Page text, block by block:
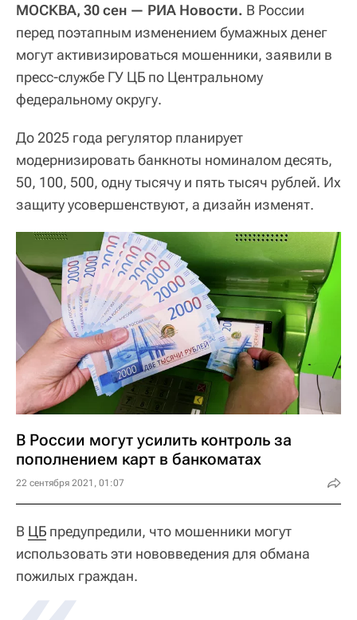
МОСКВА, 30 сен — РИА Новости. В России
перед поэтапным изменением бумажных денег
могут активизироваться мошенники, заявили в
пресс-службе ГУ ЦБ по Центральному
федеральному округу.
До 2025 года регулятор планирует
модернизировать банкноты номиналом десять,
50, 100, 500, одну тысячу и пять тысяч рублей. Их
защиту усовершенствуют, а дизайн изменят.
В России могут усилить контроль за
пополнением карт в банкоматах
22 сентября 2021, 01:07
В ЦБ предупредили, что мошенники могут
использовать эти нововведения для обмана
пожилых граждан.